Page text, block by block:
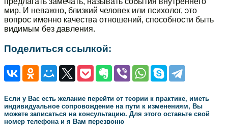
мир. И неважно, близкий человек или психолог, это
вопрос именно качества отношений, способности быть
видимым без давления.
Поделиться ссылкой:
Если у Вас есть желание перейти от теории к практике, иметь
индивидуальное сопровождение на пути к изменениям, Вы
можете записаться на консультацию. Для этого оставьте свой
номер телефона и я Вам перезвоню